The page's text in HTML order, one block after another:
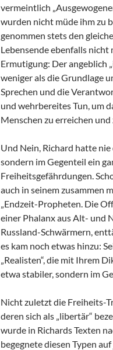
vermeintlich
wurden nicht müde ihm zu
genommen stets den
Lebensende ebenfalls
Ermutigung: Der angeblich
weniger als die Grundlage
Sprechen und die
und wehrbereites Tun, um
Menschen zu erreichen
Und Nein, Richard hatte
sondern im Gegenteil ein
Freiheitsgefährdungen.
auch in seinem zusammen
„Endzeit-Propheten. Die
einer Phalanx aus Alt- und
Russland-Schwärmern,
es kam noch etwas hinzu:
„Realisten“, die mit Ihrem
etwa stabiler, sondern im
Nicht zuletzt die Freiheits-
deren sich als „libertär“
wurde in Richards Texten
begegnete diesen Typen